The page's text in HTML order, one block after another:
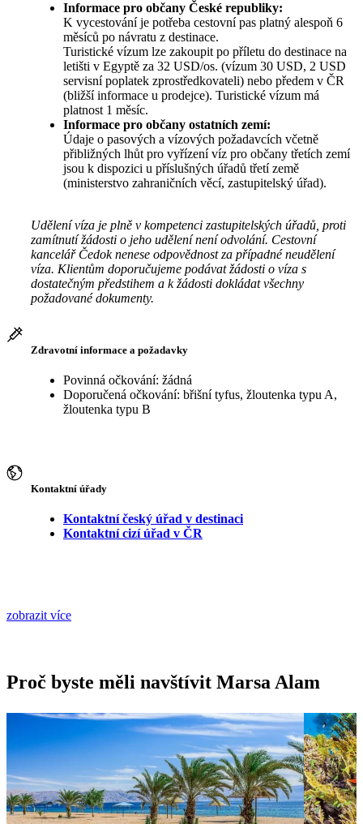
Informace pro občany České republiky:
K vycestování je potřeba cestovní pas platný alespoň 6
měsíců po návratu z destinace.
Turistické vízum lze zakoupit po příletu do destinace na
letišti v Egyptě za 32 USD/os. (vízum 30 USD, 2 USD
servisní poplatek zprostředkovateli) nebo předem v ČR
(bližší informace u prodejce). Turistické vízum má
platnost 1 měsíc.
Informace pro občany ostatních zemí:
Údaje o pasových a vízových požadavcích včetně
přibližných lhůt pro vyřízení víz pro občany třetích zemí
jsou k dispozici u příslušných úřadů třetí země
(ministerstvo zahraničních věcí, zastupitelský úřad).
Udělení víza je plně v kompetenci zastupitelských úřadů, proti
zamítnutí žádosti o jeho udělení není odvolání. Cestovní
kancelář Čedok nenese odpovědnost za případné neudělení
víza. Klientům doporučujeme podávat žádosti o víza s
dostatečným předstihem a k žádosti dokládat všechny
požadované dokumenty.
Zdravotní informace a požadavky
Povinná očkování: žádná
Doporučená očkování: břišní tyfus, žloutenka typu A,
žloutenka typu B
Kontaktní úřady
Kontaktní český úřad v destinaci
Kontaktní cizí úřad v ČR
zobrazit více
Proč byste měli navštívit Marsa Alam